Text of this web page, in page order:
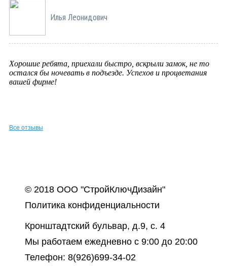
Илья Леонидович
Хорошие ребята, приехали быстро, вскрыли замок, не то
остался бы ночевать в подъезде. Успехов и процветания
вашей фирме!
Все отзывы
© 2018 ООО "СтройКлючДизайн"
Политика конфиденциальности
Кронштадтский бульвар, д.9, с. 4
Мы работаем ежедневно с 9:00 до 20:00
Телефон: 8(926)699-34-02